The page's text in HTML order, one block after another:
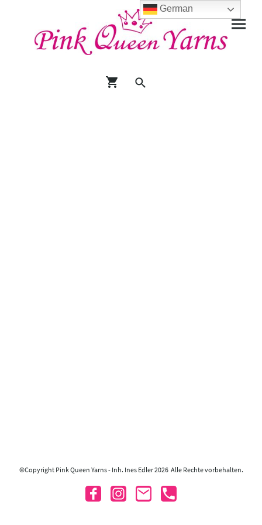
©Copyright Pink Queen Yarns - Inh. Ines Edler 2026 Alle Rechte vorbehalten.
German